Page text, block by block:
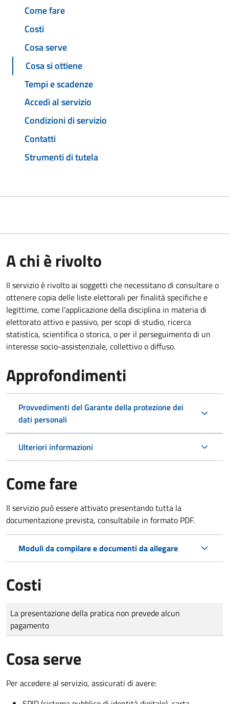
Come fare
Costi
Cosa serve
Cosa si ottiene
Tempi e scadenze
Accedi al servizio
Condizioni di servizio
Contatti
Strumenti di tutela
A chi è rivolto
Il servizio è rivolto ai soggetti che necessitano di consultare o
ottenere copia delle liste elettorali per finalità specifiche e
legittime, come l'applicazione della disciplina in materia di
elettorato attivo e passivo, per scopi di studio, ricerca
statistica, scientifica o storica, o per il perseguimento di un
interesse socio-assistenziale, collettivo o diffuso.
Approfondimenti
Provvedimenti del Garante della protezione dei
dati personali
Ulteriori informazioni
Come fare
Il servizio può essere attivato presentando tutta la
documentazione prevista, consultabile in formato PDF.
Moduli da compilare e documenti da allegare
Costi
Tipo di pagamento
Importo
La presentazione della pratica non prevede alcun
pagamento
Cosa serve
Per accedere al servizio, assicurati di avere: